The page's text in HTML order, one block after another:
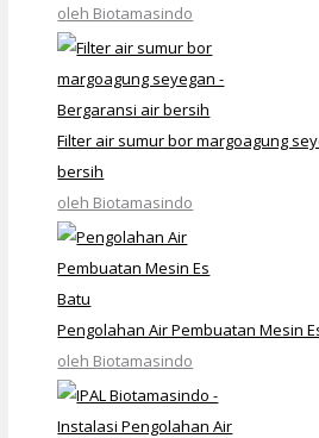
oleh Biotamasindo
Filter air sumur bor margoagung
bersih
oleh Biotamasindo
Pengolahan Air Pembuatan Mesin
oleh Biotamasindo